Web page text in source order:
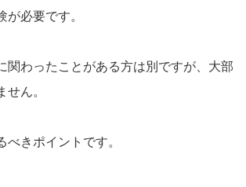
が必要です。
関わったことがある方は別ですが、大部
せん。
べきポイントです。